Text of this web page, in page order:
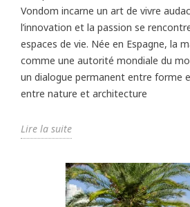
Vondom incarne un art de vivre
l’innovation et la passion se
espaces de vie. Née en Espagne, la
comme une autorité mondiale du
un dialogue permanent entre forme
entre nature et architecture
Lire la suite